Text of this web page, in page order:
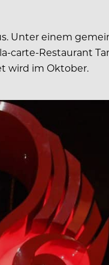
Unter einem
carte-Restaurant
wird im Oktober.